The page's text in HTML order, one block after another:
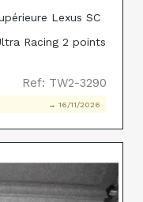
Lexus SC
Racing 2 points
Ref: TW2-3290
→ 16/11/2026